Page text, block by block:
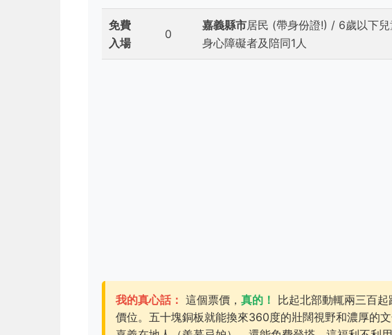
免費
入場
0
嘉義縣市居民 (帶身份證!) / 6歲以下
身心障礙者及陪同1人
我的真心話： 這個票價， 真的！ 比起北部動輒兩三百起
價位。五十塊銅板就能換來360度的壯闊視野和濃厚的